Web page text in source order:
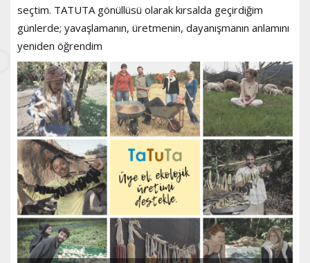
seçtim. TATUTA gönüllüsü olarak kırsalda geçirdiğim
günlerde; yavaşlamanın, üretmenin, dayanışmanın anlamını
yeniden öğrendim